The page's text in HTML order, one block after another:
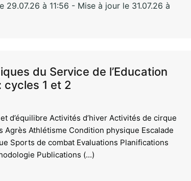
29.07.26 à 11:56 - Mise à jour le 31.07.26 à
du Service de l’Education
cycles 1 et 2
d’équilibre Activités d’hiver Activités de cirque
Athlétisme Condition physique Escalade
Sports de combat Evaluations Planifications
Publications (...)